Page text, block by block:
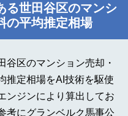
る世田谷区のマンシ
の平均推定相場
谷区のマンション売却・
推定相場をAI技術を駆使
ンジンにより算出してお
考にグランベルク馬事公